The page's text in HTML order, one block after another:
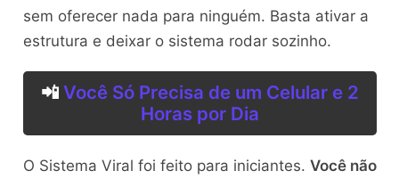
sem oferecer nada para ninguém. Basta ativar a
estrutura e deixar o sistema rodar sozinho.
📲 Você Só Precisa de um Celular e 2
Horas por Dia
O Sistema Viral foi feito para iniciantes. Você não